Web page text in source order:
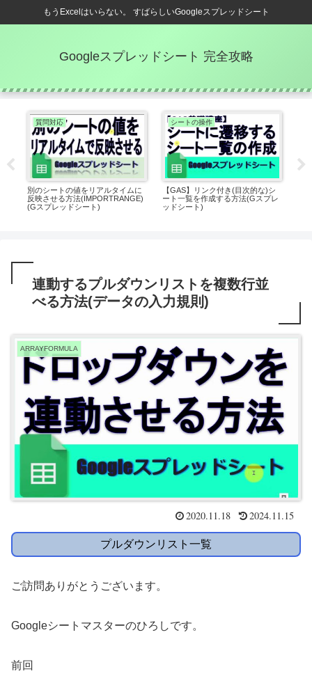
もうExcelはいらない。 すばらしいGoogleスプレッドシート
Googleスプレッドシート 完全攻略
質問対応
別のシートの値をリアルタイムに
反映させる方法(IMPORTRANGE)
(Gスプレッドシート)
シートの操作
【GAS】リンク付き(目次的な)シ
ート一覧を作成する方法(Gスプレ
ッドシート)
連動するプルダウンリストを複数行並
べる方法(データの入力規則)
ARRAYFORMULA
2020.11.18 2024.11.15
プルダウンリスト一覧
ご訪問ありがとうございます。
Googleシートマスターのひろしです。
前回